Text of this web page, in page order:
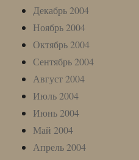
Декабрь 2004
Ноябрь 2004
Октябрь 2004
Сентябрь 2004
Август 2004
Июль 2004
Июнь 2004
Май 2004
Апрель 2004